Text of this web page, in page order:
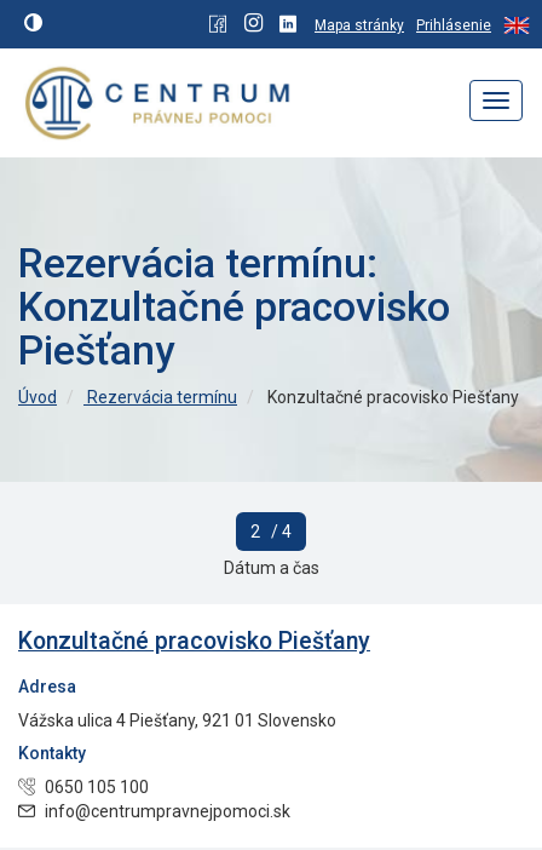
Mapa stránky Prihlásenie
Rezervácia termínu:
Konzultačné pracovisko
Piešťany
Úvod Rezervácia termínu Konzultačné pracovisko Piešťany
2
/ 4
Dátum a čas
Konzultačné pracovisko Piešťany
Adresa
Vážska ulica 4 Piešťany, 921 01 Slovensko
Kontakty
0650 105 100
info@centrumpravnejpomoci.sk